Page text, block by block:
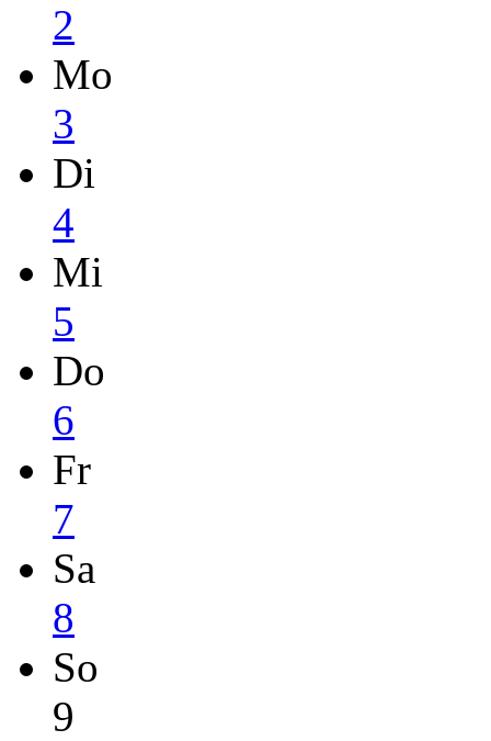
2
Mo
3
Di
4
Mi
5
Do
6
Fr
7
Sa
8
So
9